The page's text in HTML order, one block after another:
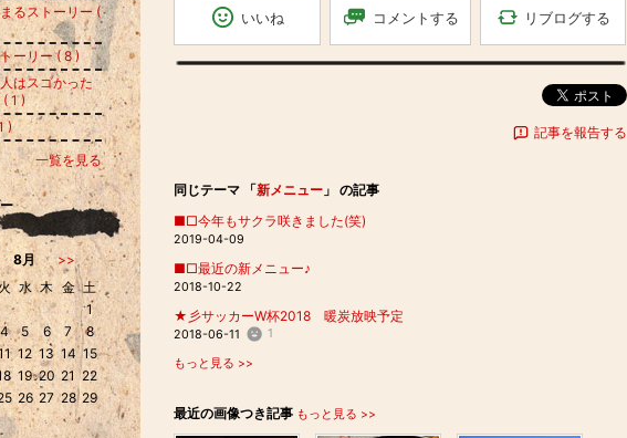
いいね コメントする リブログする
ポスト
記事を報告する
同じテーマ 「新メニュー 」 の記事
■□今年もサクラ咲きました(笑)
2019-04-09
■□最近の新メニュー♪
2018-10-22
★彡サッカーW杯2018 暖炭放映予定
2018-06-11 1
もっと見る >>
最近の画像つき記事 もっと見る >>
るストーリー (
ーリー ( 8 )
はスゴかった
1 )
)
一覧を見る
8月
>>
水 木 金 土
1
4 5 6 7
8
12 13 14 15
19 20 21 22
26 27 28 29